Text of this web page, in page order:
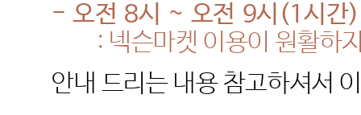
-오전 8시 ~ 오전 9시 (1 시간)
: 넥슨마켓 이용이 원활하
안내 드리는 내용 참고하셔서